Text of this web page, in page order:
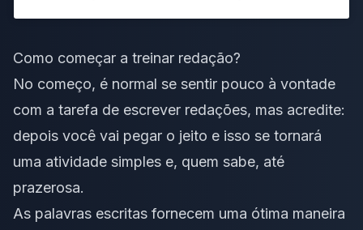
Como começar a treinar redação?
No começo, é normal se sentir pouco à vontade
com a tarefa de escrever redações, mas acredite:
depois você vai pegar o jeito e isso se tornará
uma atividade simples e, quem sabe, até
prazerosa.
As palavras escritas fornecem uma ótima maneira